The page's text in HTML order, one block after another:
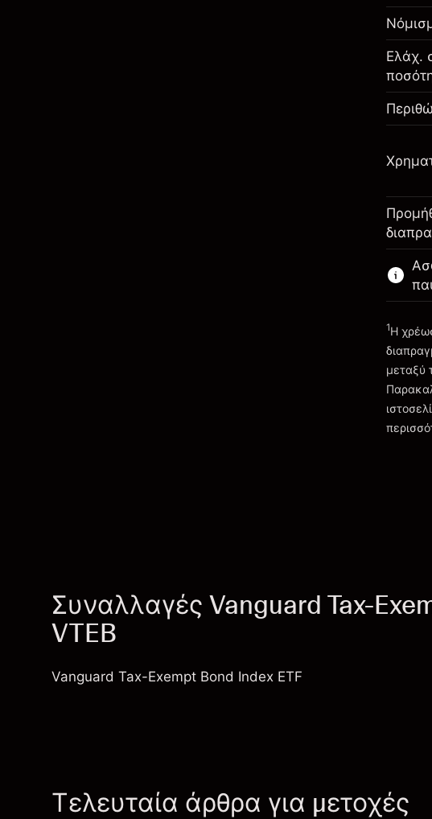
~
~
Ελάχ.
1Η
μεταξύ
Συναλλαγές Vanguard Tax-
VTEB
Vanguard Tax-Exempt Bond Index ETF
Τελευταία άρθρα για μετοχές